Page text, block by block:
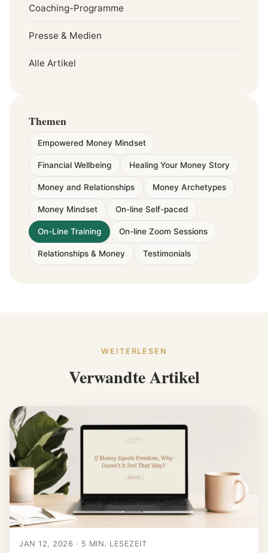
Coaching-Programme
Presse & Medien
Alle Artikel
Themen
Empowered Money Mindset
Financial Wellbeing Healing Your Money Story
Money and Relationships Money Archetypes
Money Mindset On-line Self-paced
On-Line Training On-line Zoom Sessions
Relationships & Money Testimonials
WEITERLESEN
Verwandte Artikel
JAN 12, 2026 · 5 MIN. LESEZEIT